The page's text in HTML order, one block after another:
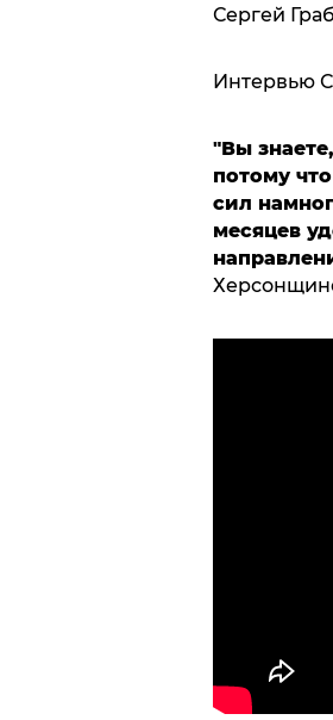
Сергей
Интервью
"Вы
потому
сил
месяцев